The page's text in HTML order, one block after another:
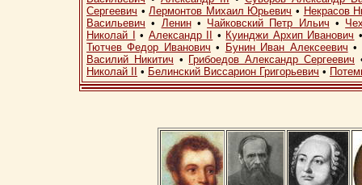
Сергеевич •Лермонтов Михаил Юрьевич • Некрасов
Васильевич • Ленин• Чайковский Петр Ильич •
Николай I
• Александр II • Куинджи Архип Иванович
Тютчев Федор Иванович • Бунин Иван Алексеевич •
Василий Никитич • Грибоедов Александр Сергеевич
Николай II
• Белинский Виссарион Григорьевич •